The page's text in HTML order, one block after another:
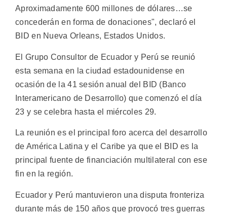
Aproximadamente 600 millones de dólares…se
concederán en forma de donaciones", declaró el
BID en Nueva Orleans, Estados Unidos.
El Grupo Consultor de Ecuador y Perú se reunió
esta semana en la ciudad estadounidense en
ocasión de la 41 sesión anual del BID (Banco
Interamericano de Desarrollo) que comenzó el día
23 y se celebra hasta el miércoles 29.
La reunión es el principal foro acerca del desarrollo
de América Latina y el Caribe ya que el BID es la
principal fuente de financiación multilateral con ese
fin en la región.
Ecuador y Perú mantuvieron una disputa fronteriza
durante más de 150 años que provocó tres guerras